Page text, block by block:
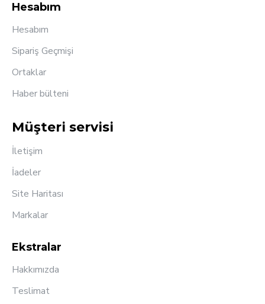
Hesabım
Hesabım
Sipariş Geçmişi
Ortaklar
Haber bülteni
Müşteri servisi
İletişim
İadeler
Site Haritası
Markalar
Ekstralar
Hakkımızda
Teslimat